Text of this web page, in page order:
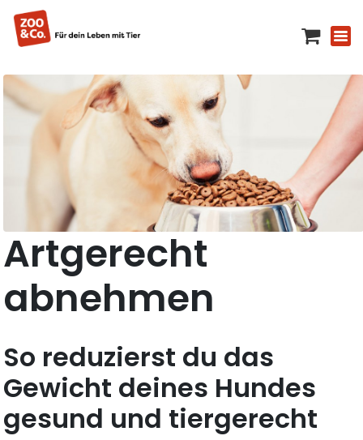
Artgerecht
abnehmen
So reduzierst du das
Gewicht deines Hundes
gesund und tiergerecht